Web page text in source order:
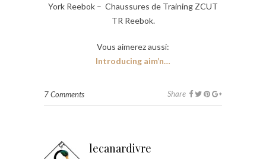
York Reebok – Chaussures de Training ZCUT
TR Reebok.
Vous aimerez aussi:
Introducing aim’n…
7 Comments Share
lecanardivre